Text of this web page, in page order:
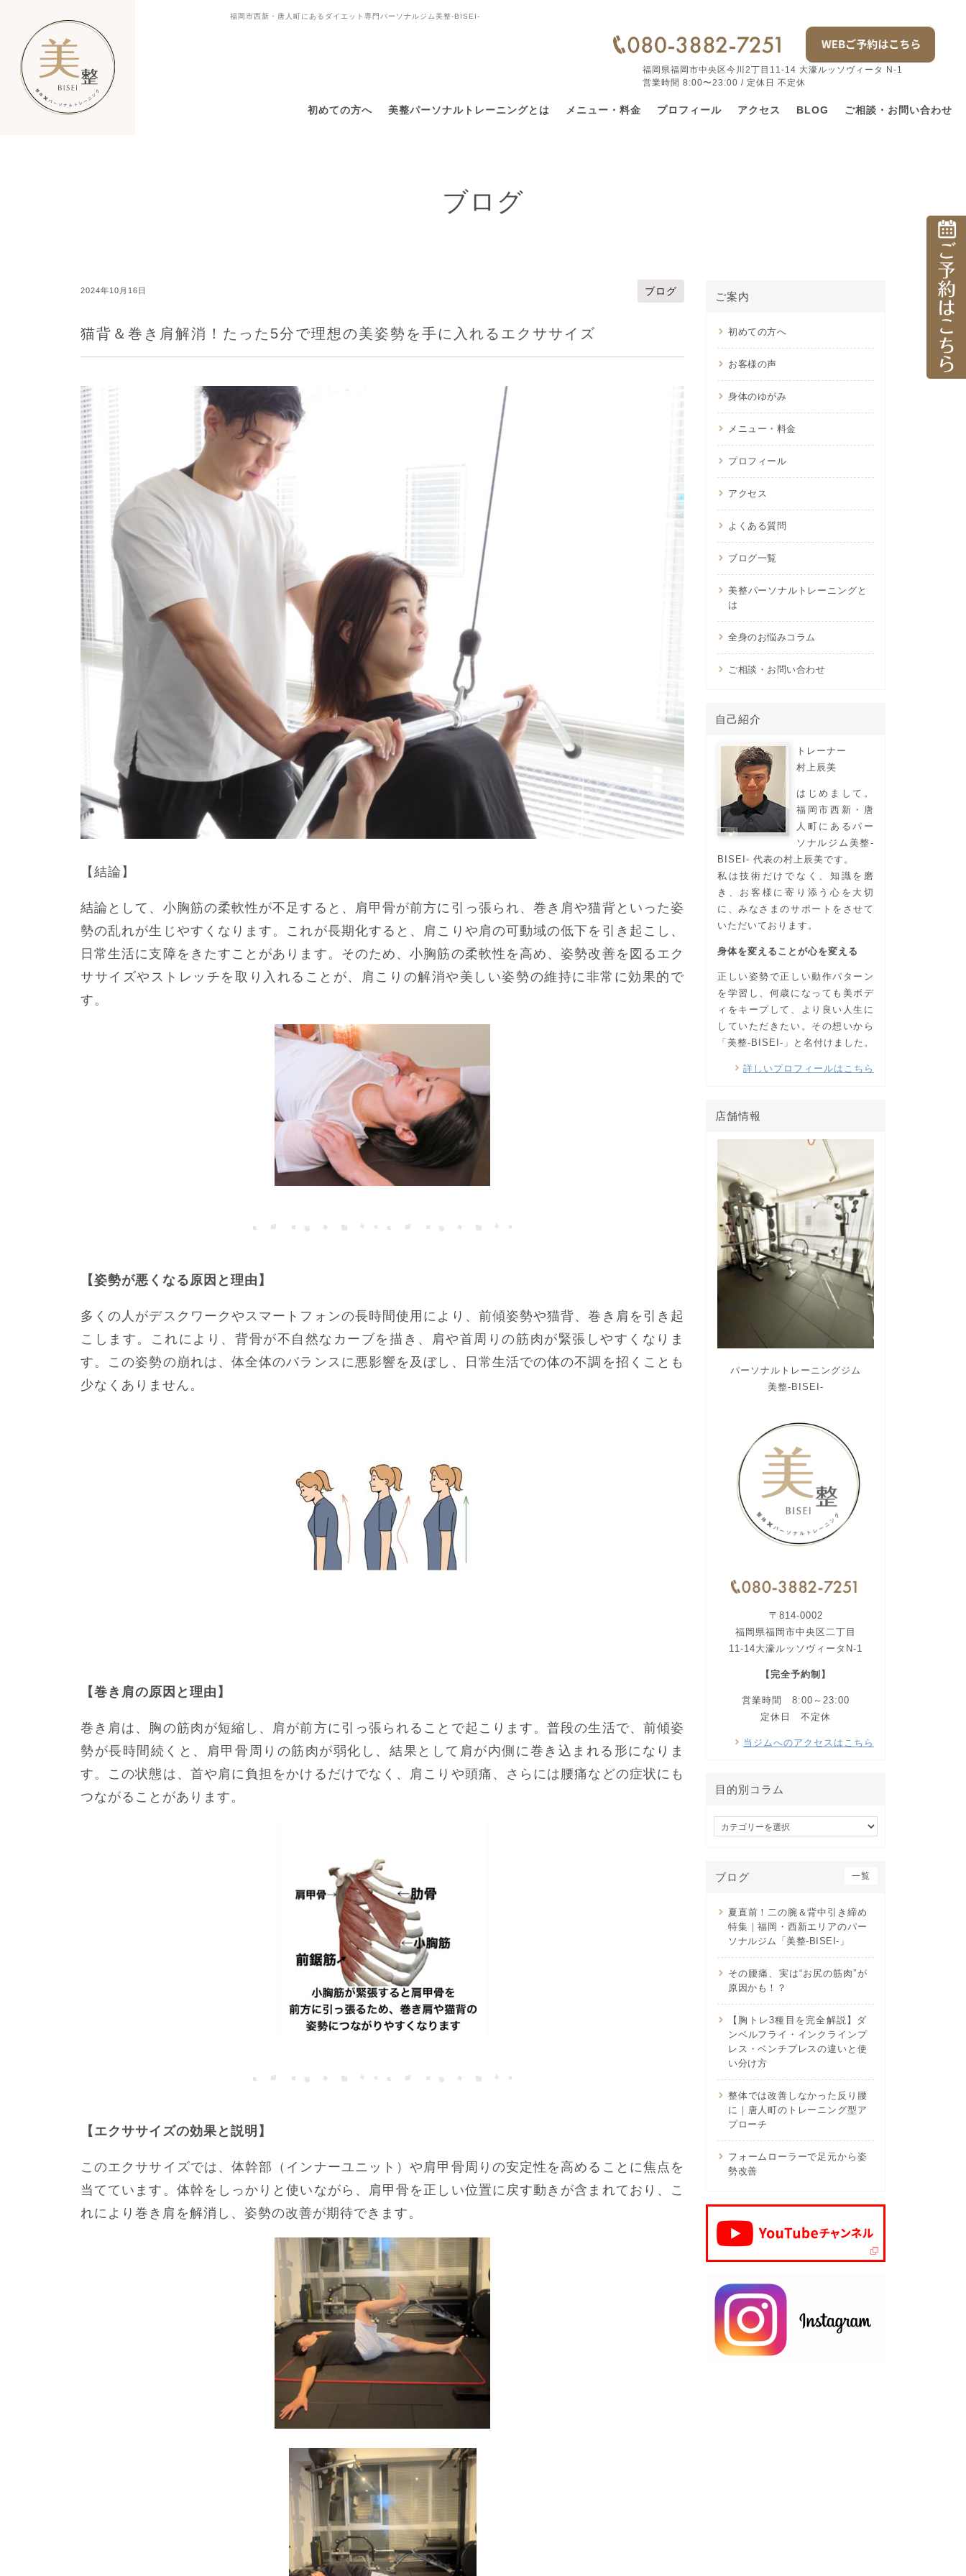
福岡市西新・唐人町にあるダイエット専門パーソナルジム美整-BISEI-
福岡県福岡市中央区今川2丁目11-14 大濠ルッソヴィータ N-1
営業時間 8:00〜23:00 / 定休日 不定休
初めての方へ 美整パーソナルトレーニングとは メニュー・料金 プロフィール アクセス BLOG ご相談・お問い合わせ
ブログ
2024年10月16日 ブログ
猫背＆巻き肩解消！たった5分で理想の美姿勢を手に入れるエクササイズ
【結論】
結論として、小胸筋の柔軟性が不足すると、肩甲骨が前方に引っ張られ、巻き肩や猫背といった姿
勢の乱れが生じやすくなります。これが長期化すると、肩こりや肩の可動域の低下を引き起こし、
日常生活に支障をきたすことがあります。そのため、小胸筋の柔軟性を高め、姿勢改善を図るエク
ササイズやストレッチを取り入れることが、肩こりの解消や美しい姿勢の維持に非常に効果的で
す。
【姿勢が悪くなる原因と理由】
多くの人がデスクワークやスマートフォンの長時間使用により、前傾姿勢や猫背、巻き肩を引き起
こします。これにより、背骨が不自然なカーブを描き、肩や首周りの筋肉が緊張しやすくなりま
す。この姿勢の崩れは、体全体のバランスに悪影響を及ぼし、日常生活での体の不調を招くことも
少なくありません。
【巻き肩の原因と理由】
巻き肩は、胸の筋肉が短縮し、肩が前方に引っ張られることで起こります。普段の生活で、前傾姿
勢が長時間続くと、肩甲骨周りの筋肉が弱化し、結果として肩が内側に巻き込まれる形になりま
す。この状態は、首や肩に負担をかけるだけでなく、肩こりや頭痛、さらには腰痛などの症状にも
つながることがあります。
【エクササイズの効果と説明】
このエクササイズでは、体幹部（インナーユニット）や肩甲骨周りの安定性を高めることに焦点を
当てています。体幹をしっかりと使いながら、肩甲骨を正しい位置に戻す動きが含まれており、こ
れにより巻き肩を解消し、姿勢の改善が期待できます。
ご案内
初めての方へ
お客様の声
身体のゆがみ
メニュー・料金
プロフィール
アクセス
よくある質問
ブログ一覧
美整パーソナルトレーニングと
は
全身のお悩みコラム
ご相談・お問い合わせ
自己紹介
トレーナー
村上⾠美
はじめまして。
福岡市西新・唐
人町にあるパー
ソナルジム美整-
BISEI- 代表の村上辰美です。
私は技術だけでなく、知識を磨
き、お客様に寄り添う心を大切
に、みなさまのサポートをさせて
いただいております。
身体を変えることが心を変える
正しい姿勢で正しい動作パターン
を学習し、何歳になっても美ボデ
ィをキープして、より良い人生に
していただきたい。その想いから
「美整-BISEI-」と名付けました。
詳しいプロフィールはこちら
店舗情報
パーソナルトレーニングジム
美整-BISEI-
〒814-0002
福岡県福岡市中央区二丁目
11-14大濠ルッソヴィータN-1
【完全予約制】
営業時間 8:00～23:00
定休日 不定休
当ジムへのアクセスはこちら
目的別コラム
的
ラ
ブログ 一覧
夏直前！二の腕＆背中引き締め
特集｜福岡・西新エリアのパー
ソナルジム「美整-BISEI-」
その腰痛、実は“お尻の筋肉”が
原因かも！？
【胸トレ3種目を完全解説】ダ
ンベルフライ・インクラインプ
レス・ベンチプレスの違いと使
い分け方
整体では改善しなかった反り腰
に｜唐人町のトレーニング型ア
プローチ
フォームローラーで足元から姿
勢改善